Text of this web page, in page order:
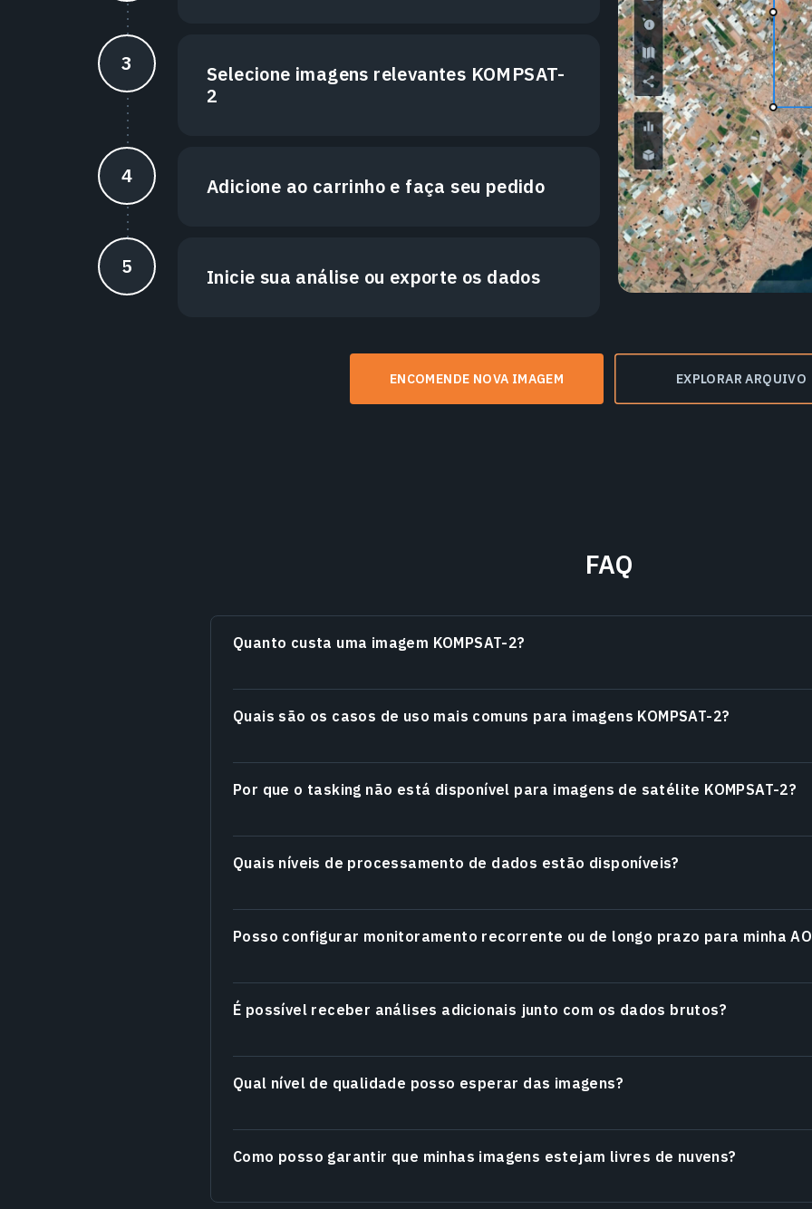
Selecione imagens relevantes KOMPSAT-
2
Adicione ao carrinho e faça seu pedido
Inicie sua análise ou exporte os dados
ENCOMENDE NOVA IMAGEM EXPLORAR ARQUIVO
FAQ
Quanto custa uma imagem KOMPSAT-2?
Quais são os casos de uso mais comuns para imagens KOMPSAT-2?
Por que o tasking não está disponível para imagens de satélite KOMPSAT-2?
Quais níveis de processamento de dados estão disponíveis?
Posso configurar monitoramento recorrente ou de longo prazo para minha
É possível receber análises adicionais junto com os dados brutos?
Qual nível de qualidade posso esperar das imagens?
Como posso garantir que minhas imagens estejam livres de nuvens?